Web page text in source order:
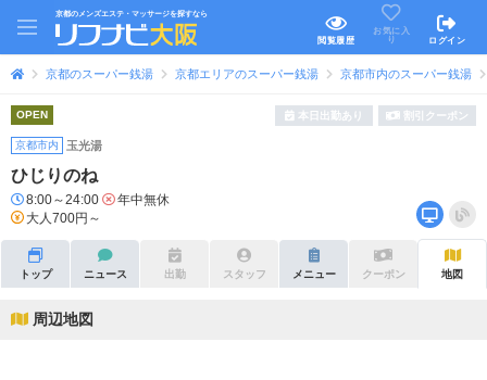
京都のメンズエステ・マッサージを探すなら
閲覧履歴
お気に入
り
ログイン
京都のスーパー銭湯 京都エリアのスーパー銭湯 京都市内のスーパー銭湯
OPEN 本日出勤あり 割引クーポン
京都市内 玉光湯
ひじりのね
8:00～24:00
年中無休
大人700円～
トップ ニュース 出勤 スタッフ メニュー クーポン 地図
周辺地図